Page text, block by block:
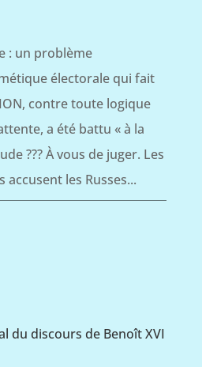
: un problème
électorale qui fait
contre toute logique
a été battu « à la
??? À vous de juger. Les
les Russes...
du discours de Benoît XVI